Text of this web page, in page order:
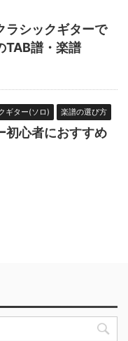
ラシックギターで
TAB譜・楽譜
ギター(ソロ) 楽譜の選び方
初心者におすすめ